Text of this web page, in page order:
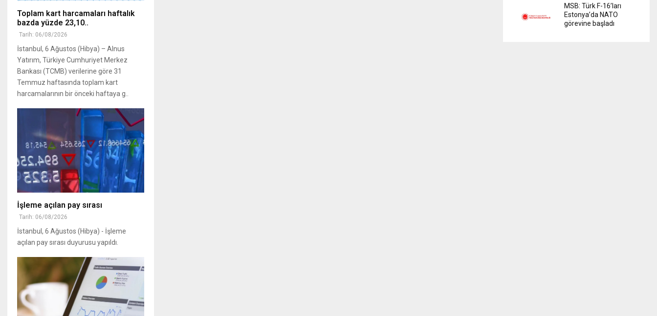
Toplam kart harcamaları haftalık
bazda yüzde 23,10..
Tarih: 06/08/2026
İstanbul, 6 Ağustos (Hibya) – Alnus
Yatırım, Türkiye Cumhuriyet Merkez
Bankası (TCMB) verilerine göre 31
Temmuz haftasında toplam kart
harcamalarının bir önceki haftaya g..
İşleme açılan pay sırası
Tarih: 06/08/2026
İstanbul, 6 Ağustos (Hibya) - İşleme
açılan pay sırası duyurusu yapıldı.
MSB: Türk F-16’ları
Estonya’da NATO
görevine başladı